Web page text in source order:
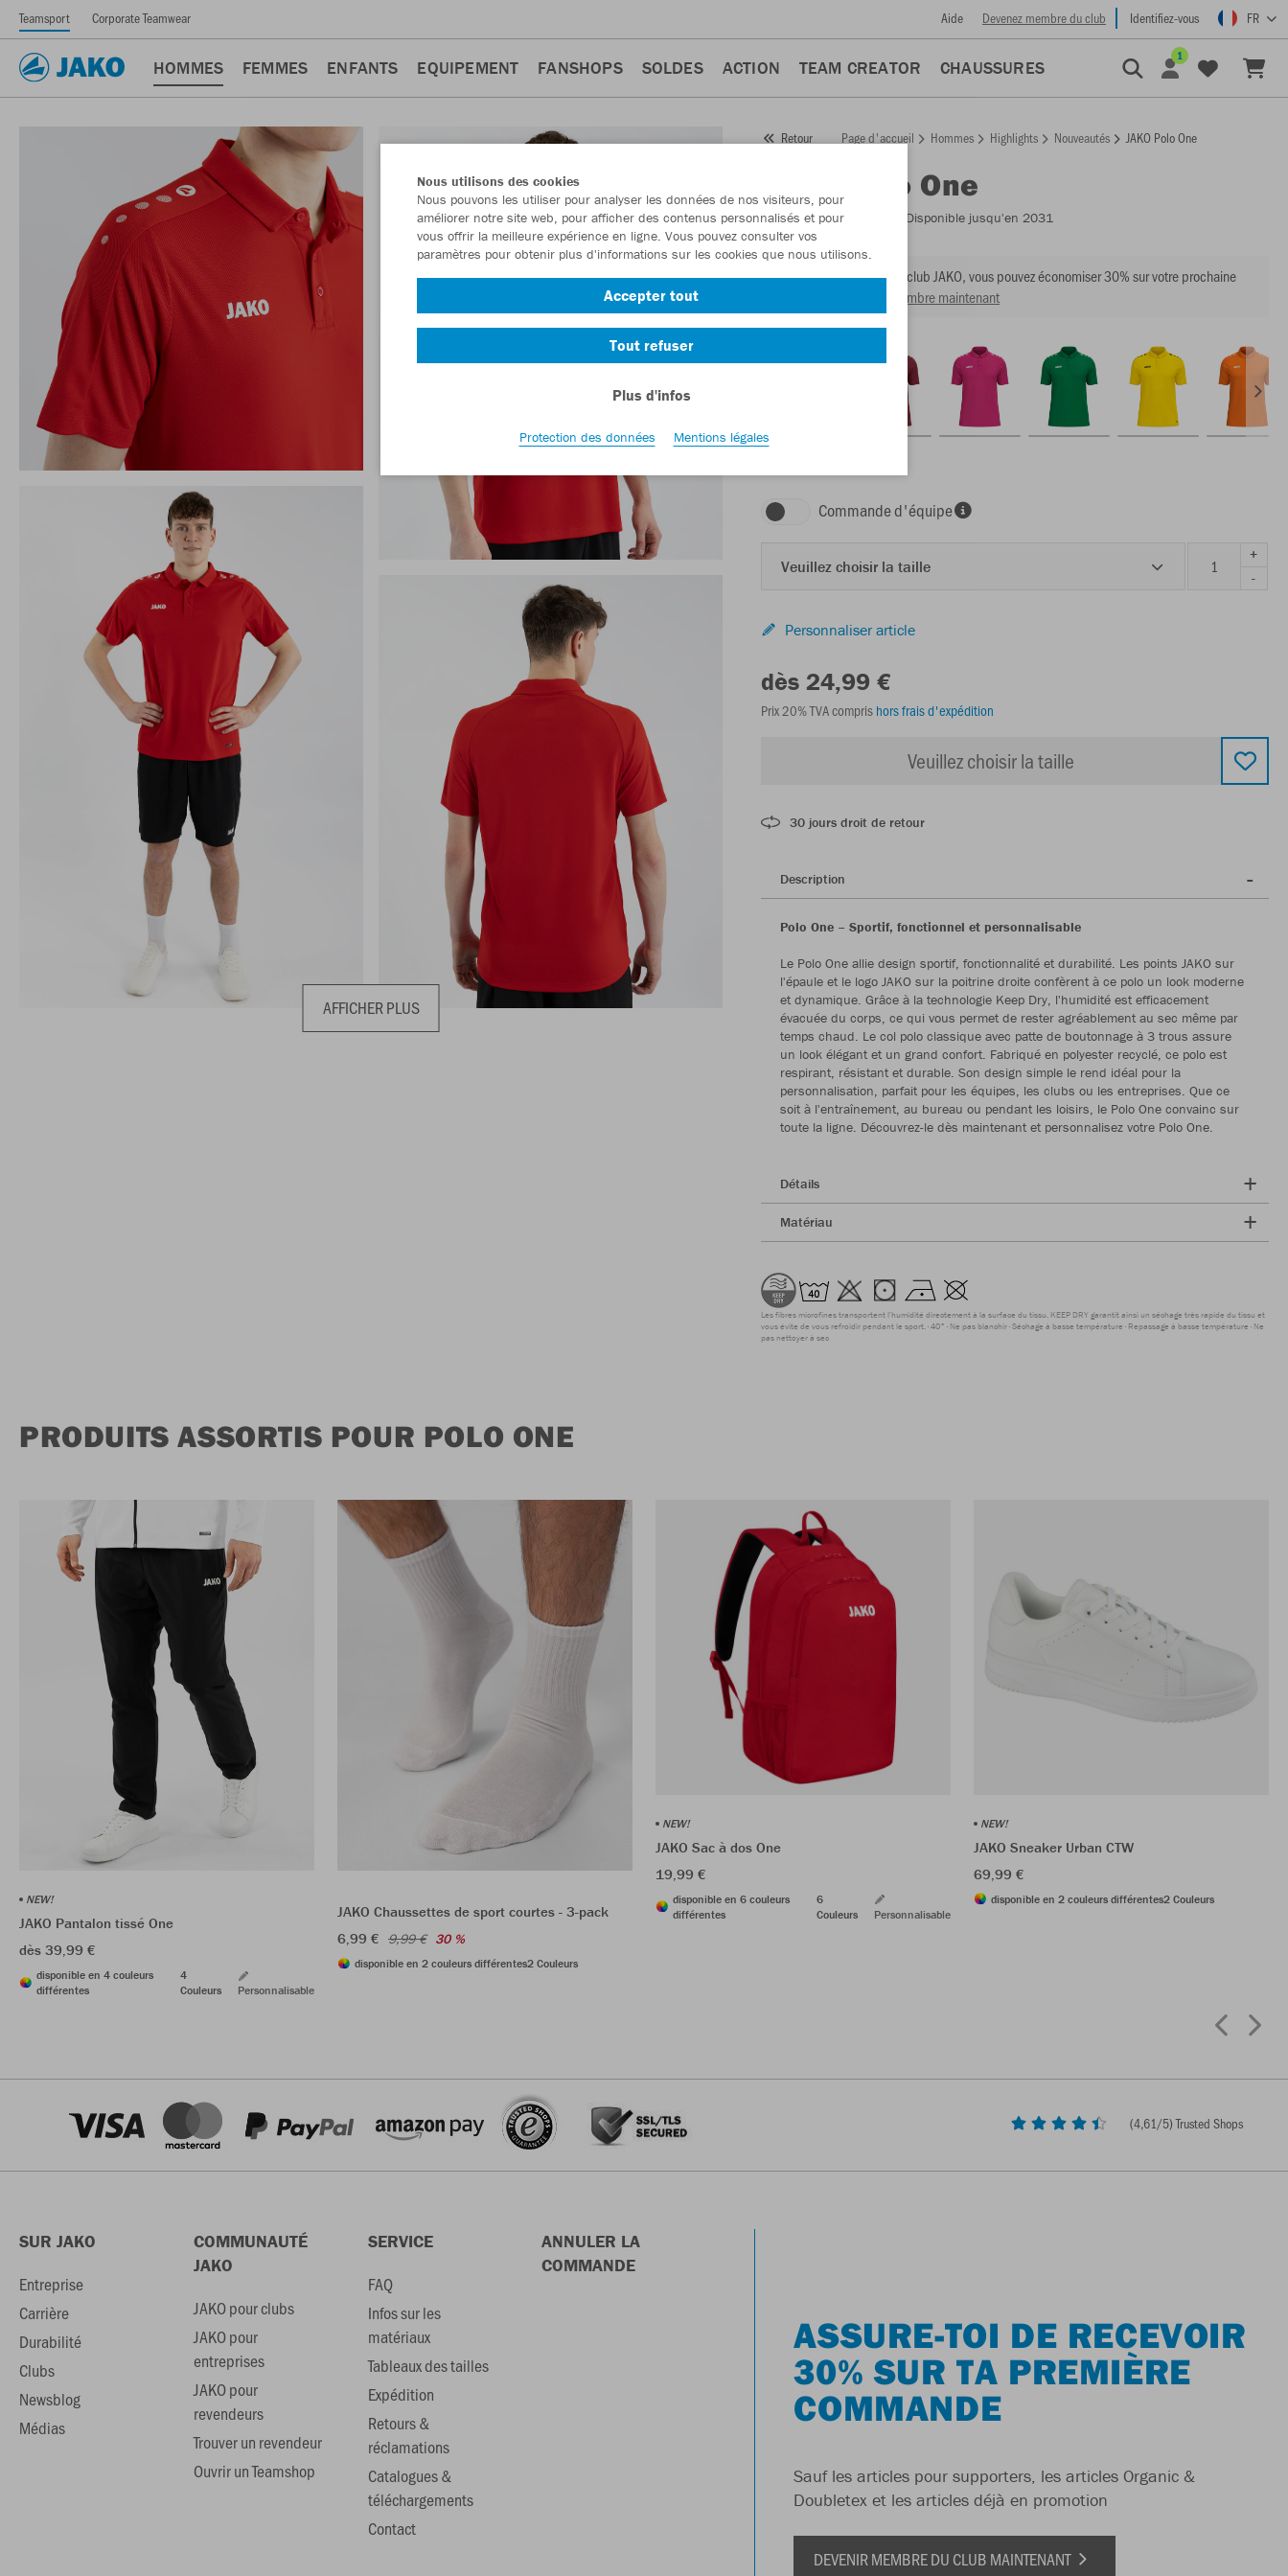
Teamsport Corporate Teamwear Aide Devenez membre du club Identifiez-vous FR
HOMMES FEMMES ENFANTS EQUIPEMENT FANSHOPS SOLDES ACTION TEAM CREATOR CHAUSSURES
1
AFFICHER PLUS
Retour Page d'accueil Hommes Highlights Nouveautés JAKO Polo One
Polo One
Numéro d’article: - Disponible jusqu'en 2031
En tant que membre du club JAKO, vous pouvez économiser 30% sur votre prochaine
Devenir membre maintenant
Commande d'équipe
Veuillez choisir la taille
+
-
Personnaliser article
dès 24,99 €
Prix 20% TVA compris hors frais d'expédition
Veuillez choisir la taille
30 jours droit de retour
Description
Polo One – Sportif, fonctionnel et personnalisable
Le Polo One allie design sportif, fonctionnalité et durabilité. Les points JAKO sur
l'épaule et le logo JAKO sur la poitrine droite confèrent à ce polo un look moderne
et dynamique. Grâce à la technologie Keep Dry, l'humidité est efficacement
évacuée du corps, ce qui vous permet de rester agréablement au sec même par
temps chaud. Le col polo classique avec patte de boutonnage à 3 trous assure
un look élégant et un grand confort. Fabriqué en polyester recyclé, ce polo est
respirant, résistant et durable. Son design simple le rend idéal pour la
personnalisation, parfait pour les équipes, les clubs ou les entreprises. Que ce
soit à l'entraînement, au bureau ou pendant les loisirs, le Polo One convainc sur
toute la ligne. Découvrez-le dès maintenant et personnalisez votre Polo One.
Détails
Matériau
Les fibres microfines transportent l'humidité directement à la surface du tissu. KEEP DRY garantit ainsi un séchage très rapide du tissu et
vous évite de vous refroidir pendant le sport. 40° Ne pas blanchir Séchage à basse température Repassage à basse température Ne
pas nettoyer à sec
PRODUITS ASSORTIS POUR POLO ONE
NEW!
JAKO Pantalon tissé One
dès 39,99 €
disponible en 4 couleurs
différentes
4
Couleurs
Personnalisable
JAKO Chaussettes de sport courtes - 3-pack
6,99 € 9,99 € 30 %
disponible en 2 couleurs différentes2 Couleurs
NEW!
JAKO Sac à dos One
19,99 €
disponible en 6 couleurs
différentes
6
Couleurs
Personnalisable
NEW!
JAKO Sneaker Urban CTW
69,99 €
disponible en 2 couleurs différentes2 Couleurs
(4,61/5) Trusted Shops
SUR JAKO
Entreprise
Carrière
Durabilité
Clubs
Newsblog
Médias
COMMUNAUTÉ
JAKO
JAKO pour clubs
JAKO pour
entreprises
JAKO pour
revendeurs
Trouver un revendeur
Ouvrir un Teamshop
SERVICE
FAQ
Infos sur les
matériaux
Tableaux des tailles
Expédition
Retours &
réclamations
Catalogues &
téléchargements
Contact
ANNULER LA
COMMANDE
ASSURE-TOI DE RECEVOIR
30% SUR TA PREMIÈRE
COMMANDE
Sauf les articles pour supporters, les articles Organic &
Doubletex et les articles déjà en promotion
DEVENIR MEMBRE DU CLUB MAINTENANT
Nous utilisons des cookies
Nous pouvons les utiliser pour analyser les données de nos visiteurs, pour
améliorer notre site web, pour afficher des contenus personnalisés et pour
vous offrir la meilleure expérience en ligne. Vous pouvez consulter vos
paramètres pour obtenir plus d'informations sur les cookies que nous utilisons.
Accepter tout
Tout refuser
Plus d'infos
Protection des données Mentions légales